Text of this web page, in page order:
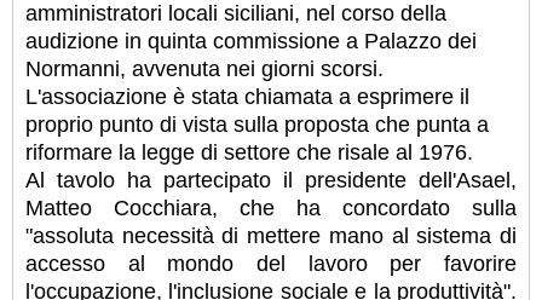
amministratori locali siciliani, nel corso della
audizione in quinta commissione a Palazzo dei
Normanni, avvenuta nei giorni scorsi.
L'associazione è stata chiamata a esprimere il
proprio punto di vista sulla proposta che punta a
riformare la legge di settore che risale al 1976.
Al tavolo ha partecipato il presidente dell'Asael,
Matteo Cocchiara, che ha concordato sulla
"assoluta necessità di mettere mano al sistema di
accesso al mondo del lavoro per favorire
l'occupazione, l'inclusione sociale e la produttività".